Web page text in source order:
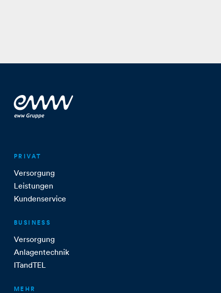
PRIVAT
Versorgung
Leistungen
Kundenservice
BUSINESS
Versorgung
Anlagentechnik
ITandTEL
MEHR